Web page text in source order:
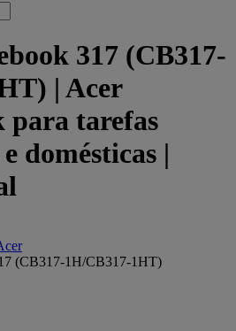
317 (CB317-
| Acer
para tarefas
domésticas |
(CB317-1H/CB317-1HT)